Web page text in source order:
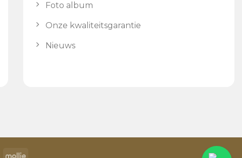
Foto album
Onze kwaliteitsgarantie
Nieuws